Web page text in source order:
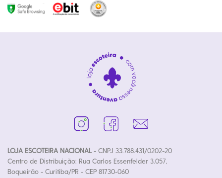
LOJA ESCOTEIRA NACIONAL- CNPJ 33.788.431/0202-20
Centro de Distribuição: Rua Carlos Essenfelder 3.057,
Boqueirão - Curitiba/PR - CEP 81730-060